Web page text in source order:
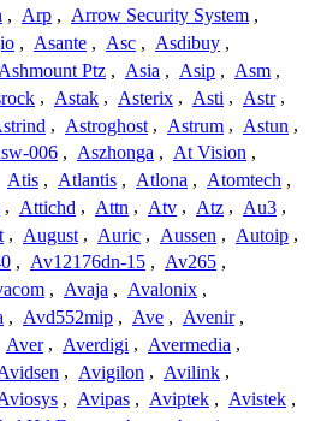
, Arp , Arrow Security System ,
, Asante , Asc , Asdibuy ,
Ashmount Ptz , Asia , Asip , Asm ,
, Astak , Asterix , Asti , Astr ,
, Astroghost , Astrum , Astun ,
006 , Aszhonga , At Vision ,
Atis , Atlantis , Atlona , Atomtech ,
, Attichd , Attn , Atv , Atz , Au3 ,
, August , Auric , Aussen , Autoip ,
, Av12176dn-15 , Av265 ,
, Avaja , Avalonix ,
, Avd552mip , Ave , Avenir ,
Aver , Averdigi , Avermedia ,
, Avigilon , Avilink ,
, Avipas , Aviptek , Avistek ,